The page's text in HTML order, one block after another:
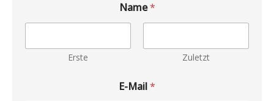
Name*
Erste Zuletzt
E-Mail*